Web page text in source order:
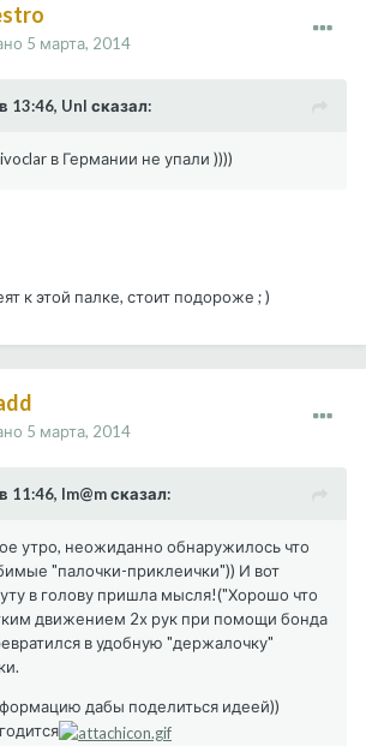
5 марта, 2014
13:46, UnI сказал:
в Германии не упали ))))
к этой палке, стоит подороже ; )
5 марта, 2014
11:46, Im@m сказал:
утро, неожиданно обнаружилось что
"палочки-приклеички")) И вот
в голову пришла мысля!("Хорошо что
движением 2х рук при помощи бонда
в удобную "держалочку"
дабы поделиться идеей))